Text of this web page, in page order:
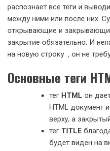
распознает все теги и
между ними или после них.
открывающие и
закрытие обязательно. И
на новую строку , он не
Основные теги
тег HTML он
HTML документ
верху, а
тег TITLE
будет виден на